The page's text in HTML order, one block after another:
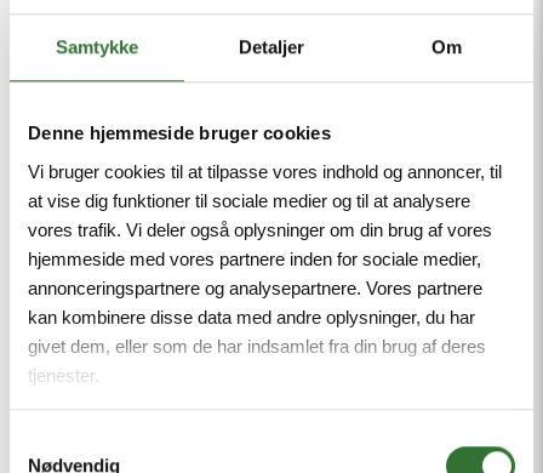
Samtykke Detaljer Om
Denne hjemmeside bruger cookies
Vi bruger cookies til at tilpasse vores indhold og annoncer, til
at vise dig funktioner til sociale medier og til at analysere
vores trafik. Vi deler også oplysninger om din brug af vores
hjemmeside med vores partnere inden for sociale medier,
annonceringspartnere og analysepartnere. Vores partnere
kan kombinere disse data med andre oplysninger, du har
givet dem, eller som de har indsamlet fra din brug af deres
tjenester.
Nødvendig
til datacentre er af højeste kvalitet, lean
design og bedste løsninger. Med
udbydere reducere
implementeringstiden med op til 80 %.
Produkterne ankommer fuldt testede,
validerede og klar til rack and roll".
Følsgaard levereromfattende løsninger
til datacentre, heriblandt
kabler